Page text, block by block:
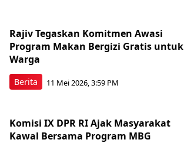
Berita
Rajiv Tegaskan Komitmen Awasi
Program Makan Bergizi Gratis untuk
Warga
11 Mei 2026, 3:59 PM
Komisi IX DPR RI Ajak Masyarakat
Kawal Bersama Program MBG